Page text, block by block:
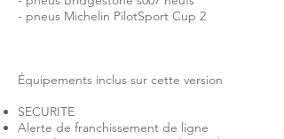
- pneus Michelin PilotSport Cup 2
Équipements inclus sur cette version
SECURITE
Alerte de franchissement de ligne